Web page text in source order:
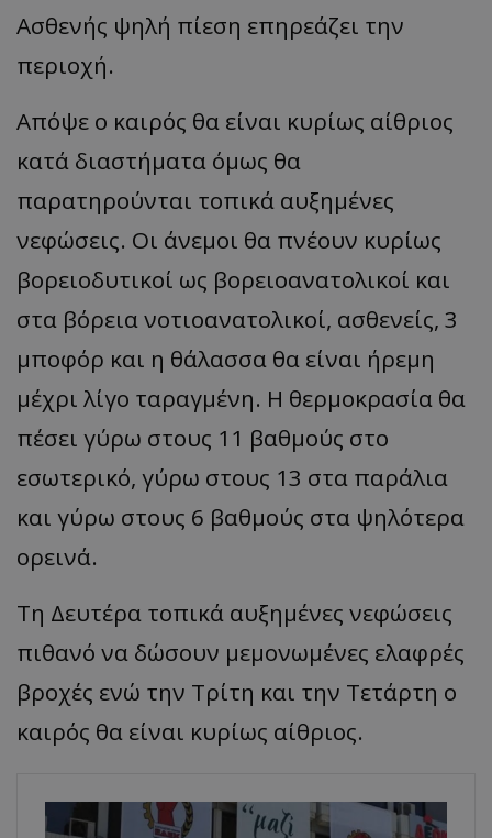
Ασθενής ψηλή πίεση επηρεάζει την
περιοχή.
Απόψε ο καιρός θα είναι κυρίως αίθριος
κατά διαστήματα όμως θα
παρατηρούνται τοπικά αυξημένες
νεφώσεις. Οι άνεμοι θα πνέουν κυρίως
βορειοδυτικοί ως βορειοανατολικοί και
στα βόρεια νοτιοανατολικοί, ασθενείς, 3
μποφόρ και η θάλασσα θα είναι ήρεμη
μέχρι λίγο ταραγμένη. Η θερμοκρασία θα
πέσει γύρω στους 11 βαθμούς στο
εσωτερικό, γύρω στους 13 στα παράλια
και γύρω στους 6 βαθμούς στα ψηλότερα
ορεινά.
Τη Δευτέρα τοπικά αυξημένες νεφώσεις
πιθανό να δώσουν μεμονωμένες ελαφρές
βροχές ενώ την Τρίτη και την Τετάρτη ο
καιρός θα είναι κυρίως αίθριος.